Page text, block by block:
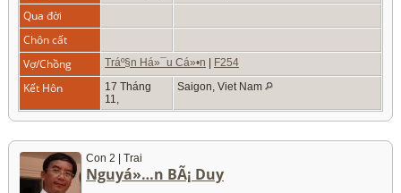
Qua đời
Chôn cất
Vợ/Chồng
Tráº§n Há»¯u Cá»•n | F254
Kết Hôn
17 Tháng
11,
Saigon, Viet Nam
Con 2 | Trai
Nguyá»…n BÃ¡ Duy